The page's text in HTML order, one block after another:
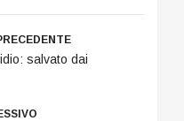
salvato dai